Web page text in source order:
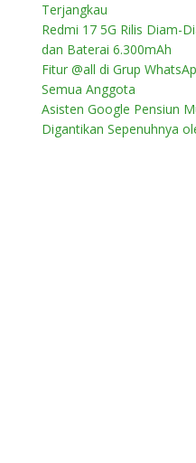
Terjangkau
Redmi 17 5G Rilis Diam-
dan Baterai 6.300mAh
Fitur @all di Grup
Semua Anggota
Asisten Google Pensiun
Digantikan Sepenuhnya